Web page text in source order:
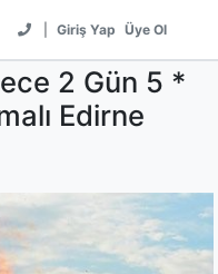
Giriş Yap Üye Ol
2 Gün 5 *
Edirne